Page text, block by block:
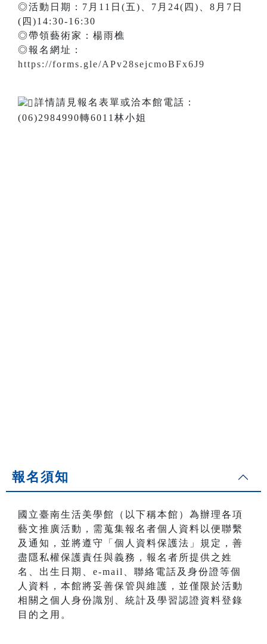
◎活動日期：7月11日(五)、7月24(四)、8月7日
(四)14:30-16:30
◎帶領藝術家：楊雨樵
◎報名網址：
https://forms.gle/APv28sejcmoBFx6J9
詳情請見報名表單或洽本館電話：
(06)2984990轉6011林小姐
報名須知
國立臺南生活美學館（以下稱本館）為辦理各項
藝文推廣活動，需蒐集報名者個人資料以便聯繫
及通知，並將遵守「個人資料保護法」規定，善
盡隱私權保護責任與義務，報名者所提供之姓
名、出生日期、e-mail、聯絡電話及身份證等個
人資料，本館將妥善保管與維護，並僅限於活動
相關之個人身份識別、統計及學習認證資料登錄
目的之用。